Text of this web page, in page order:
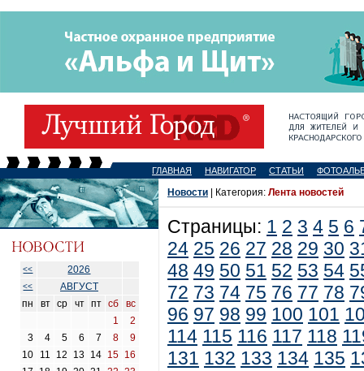
ГЛАВНАЯ НАВИГАТОР СТАТЬИ
<< 2026
<<
АВГУСТ
пн
вт ср чт пт сб
вс
1
2
3
4 5 6 7 8
9
10
11 12 13 14 15 16
Новости | Категория: Лента новостей
Страницы: 1 2 3 4 5 6
24 25 26 27 28 29 30
48 49 50 51 52 53 54
72 73 74 75 76 77 78
96 97 98 99 100 101
114 115 116 117 118
131 132 133 134 135